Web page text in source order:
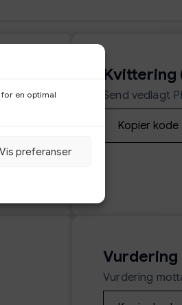
en optimal
Vis preferanser
kan
i
Kvittering
Send vedlagt
Kopier kode
Vurdering